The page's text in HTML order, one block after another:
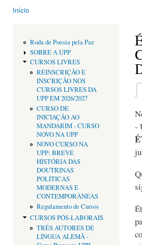
Início
Roda de Poesia pela Paz
SOBRE A UPP
CURSOS LIVRES
REINSCRIÇÃO E
INSCRIÇÃO NOS
CURSOS LIVRES DA
UPP EM 2026/2027
CURSO DE
INICIAÇÃO AO
MANDARIM - CURSO
NOVO NA UPP
NOVO CURSO NA
UPP: BREVE
HISTÓRIA DAS
DOUTRINAS
POLÍTICAS
MODERNAS E
CONTEMPORÂNEAS
Regulamento de Cursos
CURSOS PÓS-LABORAIS
TRÊS AUTORES DE
LÍNGUA ALEMÃ -
-